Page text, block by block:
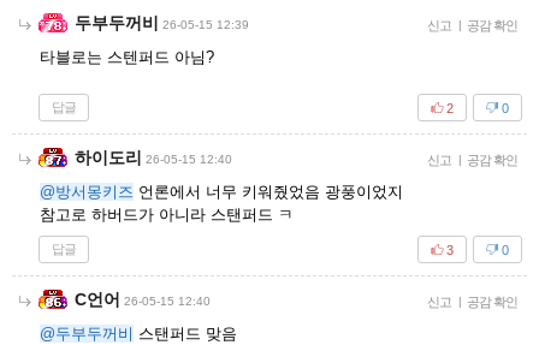
두부두꺼비 26-05-15 12:39 신고 | 공감 확인
타블로는 스텐퍼드 아님?
답글 0
2
하이도리 26-05-15 12:40 신고 | 공감 확인
@방서몽키즈 언론에서 너무 키워줬었음 광풍이었지
참고로 하버드가 아니라 스탠퍼드 ㅋ
답글 0
3
C언어 26-05-15 12:40 신고 | 공감 확인
@두부두꺼비 스탠퍼드 맞음